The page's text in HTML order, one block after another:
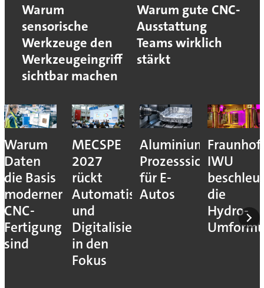
Warum
sensorische
Werkzeuge den
Werkzeugeingriff
sichtbar machen
Warum gute CNC-
Ausstattung
Teams wirklich
stärkt
Warum
Daten
die Basis
moderner
CNC-
Fertigung
sind
MECSPE
2027
rückt
Automatisierung
und
Digitalisierung
in den
Fokus
Prozesssicher
für E-
Autos
IWU
die
Hydro-